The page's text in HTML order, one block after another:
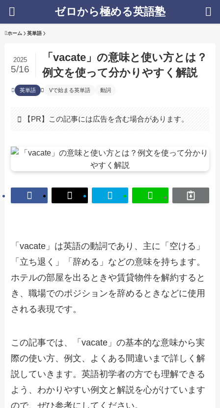
ゼロから極める英語塾
ホーム 英単語
「vacate」の意味と使い方とは？
例文を使って分かりやすく解説
2025
5/16
英単語 Vで始まる英単語 動詞
【PR】この記事には広告を含む場合があります。
「vacate」は英語の動詞であり、主に「空ける」
「立ち退く」「辞める」などの意味を持ちます。
ホテルの部屋を出るときや賃貸物件を解約すると
き、職場でのポジションを辞めるときなどに使用
される表現です。
この記事では、「vacate」の基本的な意味から実
際の使い方、例文、よくある間違いまで詳しく解
説していきます。英語初学者の方でも理解できる
よう、わかりやすい例文と解説を心がけています
ので、ぜひ参考にしてください。